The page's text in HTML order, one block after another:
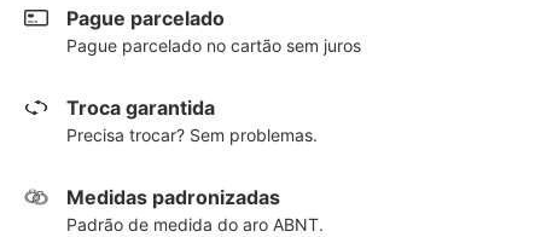
Pague parcelado
Pague parcelado no cartão sem juros
Troca garantida
Precisa trocar? Sem problemas.
Medidas padronizadas
Padrão de medida do aro ABNT.